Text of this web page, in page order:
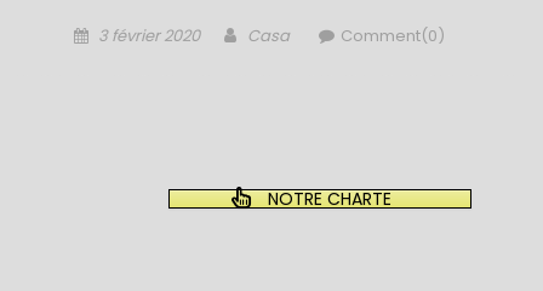
Posted
3 février 2020 Author
Casa Comment(0)
NOTRE CHARTE